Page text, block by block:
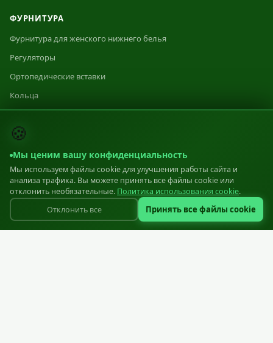
ФУРНИТУРА
Фурнитура для женского нижнего белья
Регуляторы
Ортопедические вставки
Кольца
Фурнитура
Заглушка 1
Заглушка 2
Заглушка 3
ПРОИЗВОДСТВО
🍪
Мы ценим вашу конфиденциальность
Мы используем файлы cookie для улучшения работы сайта и
анализа трафика. Вы можете принять все файлы cookie или
отклонить необязательные. Политика использования cookie.
Отклонить все
Принять все файлы cookie